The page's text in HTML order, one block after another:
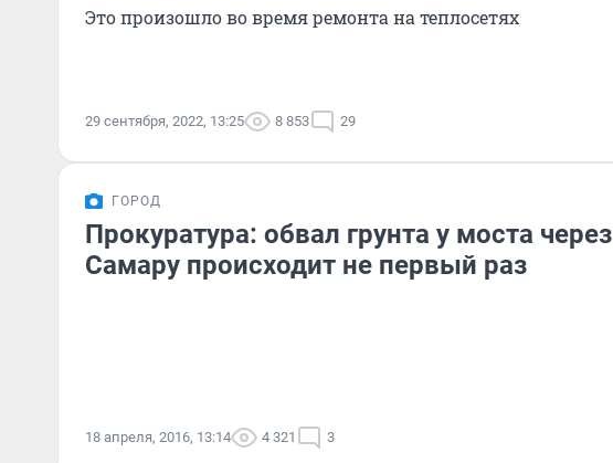
Это произошло во время ремонта на теплосетях
29 сентября, 2022, 13:25 8 853 29
ГОРОД
Прокуратура: обвал грунта у моста через
Самару происходит не первый раз
18 апреля, 2016, 13:14 4 321 3